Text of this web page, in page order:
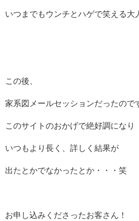
いつまでもウンチとハゲで笑える大
この後、
家系図メールセッションだったので
このサイトのおかげで絶好調になり
いつもより長く、詳しく結果が
出たとかでなかったとか・・・笑
お申し込みくださったお客さん！